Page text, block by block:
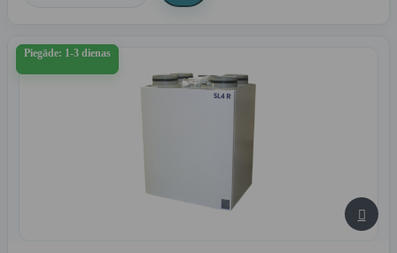
Piegāde: 1-3 dienas
